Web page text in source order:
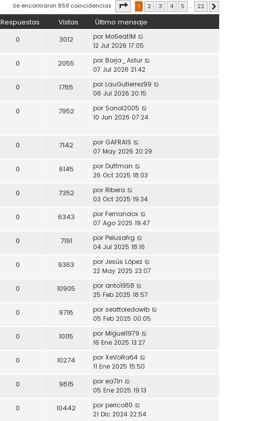
Se encontraron 859 coincidencias Página1 de
1 2 3 4 5 … 22
Respuestas Vistas Último mensaje
0 3012 por MoSeat1M
12 Jul 2026 17:05
0 2055 por Borja_Astur
07 Jul 2026 21:42
0 1785 por LauGutierrez99
06 Jul 2026 20:15
0 7952 por Sonal2005
10 Jun 2026 07:24
0 7142 por GAFRAIS
07 May 2026 20:29
0 6145 por Duffman
26 Oct 2025 18:03
0 7352 por Ribera
03 Oct 2025 19:34
0 6343 por Fernandox
07 Ago 2025 19:47
0 7191 por Pelusafrg
04 Jul 2025 18:16
0 9363 por Jesús López
22 May 2025 23:07
0 10905 por anto1958
25 Feb 2025 18:57
0 9718 por seattoledowlb
05 Feb 2025 00:05
0 10115 por Miguel1979
16 Ene 2025 13:27
0 10274 por XeVoRa64
11 Ene 2025 15:50
0 9815 por ea7ln
05 Ene 2025 19:13
0 10442 por perico80
21 Dic 2024 22:54